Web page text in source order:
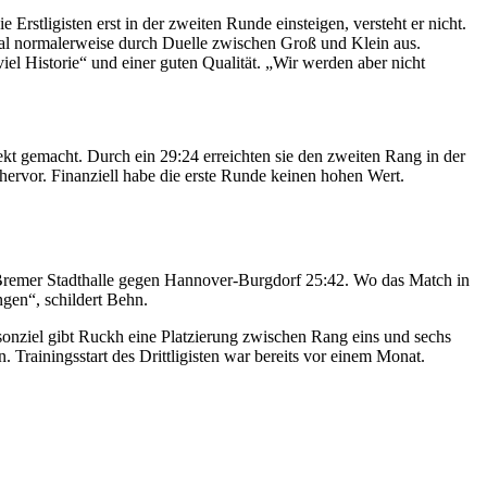
Erstligisten erst in der zweiten Runde einsteigen, versteht er nicht.
normalerweise durch Duelle zwischen Groß und Klein aus.
Historie“ und einer guten Qualität. „Wir werden aber nicht
gemacht. Durch ein 29:24 erreichten sie den zweiten Rang in der
Finanziell habe die erste Runde keinen hohen Wert.
Stadthalle gegen Hannover-Burgdorf 25:42. Wo das Match in
schildert Behn.
gibt Ruckh eine Platzierung zwischen Rang eins und sechs
Trainingsstart des Drittligisten war bereits vor einem Monat.